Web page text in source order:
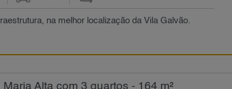
na melhor localização da Vila Galvão.
Alta com 3 quartos - 164 m²